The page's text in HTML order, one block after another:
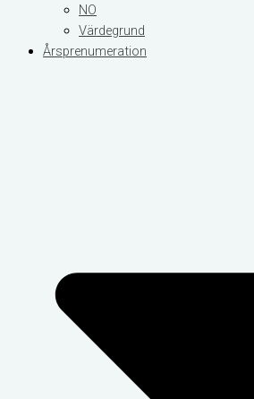
NO
Värdegrund
Årsprenumeration